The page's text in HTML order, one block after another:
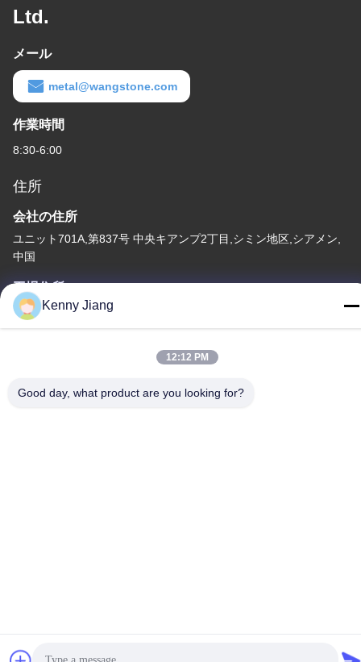
Ltd.
メール
metal@wangstone.com
作業時間
8:30-6:00
住所
会社の住所
ユニット701A,第837号 中央キアンプ2丁目,シミン地区,シアメン,
中国
工場住所
第72号 ユンジュン道路 武峰村 崇武町 泉州市 福建市
Kenny Jiang
12:12 PM
Good day, what product are you looking for?